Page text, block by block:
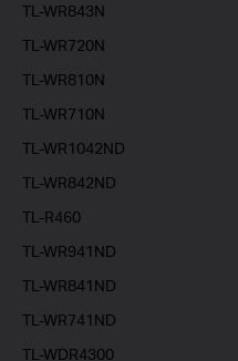
TL-WR843N
TL-WR720N
TL-WR810N
TL-WR710N
TL-WR1042ND
TL-WR842ND
TL-R460
TL-WR941ND
TL-WR841ND
TL-WR741ND
TL-WDR4300